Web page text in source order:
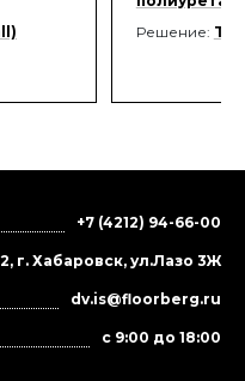
Решение:
+7 (4212) 94-66-00
г. Хабаровск, ул.Лазо 3Ж
dv.is@floorberg.ru
с 9:00 до 18:00